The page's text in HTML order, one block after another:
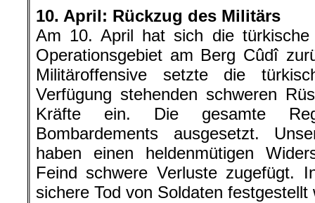
10. April: Rückzug des Militärs
Am 10. April hat sich die türkische
Operationsgebiet am Berg Cûdî
Militäroffensive setzte die
Verfügung stehenden schweren
Kräfte ein. Die gesamte
Bombardements ausgesetzt.
haben einen heldenmütigen
Feind schwere Verluste zugefügt.
sichere Tod von Soldaten festgestellt